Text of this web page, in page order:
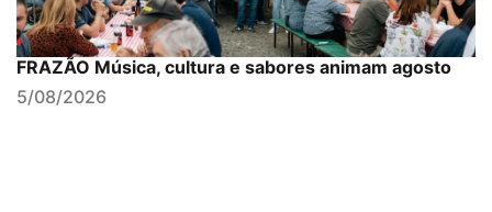
FRAZÃO Música, cultura e sabores animam agosto
5/08/2026